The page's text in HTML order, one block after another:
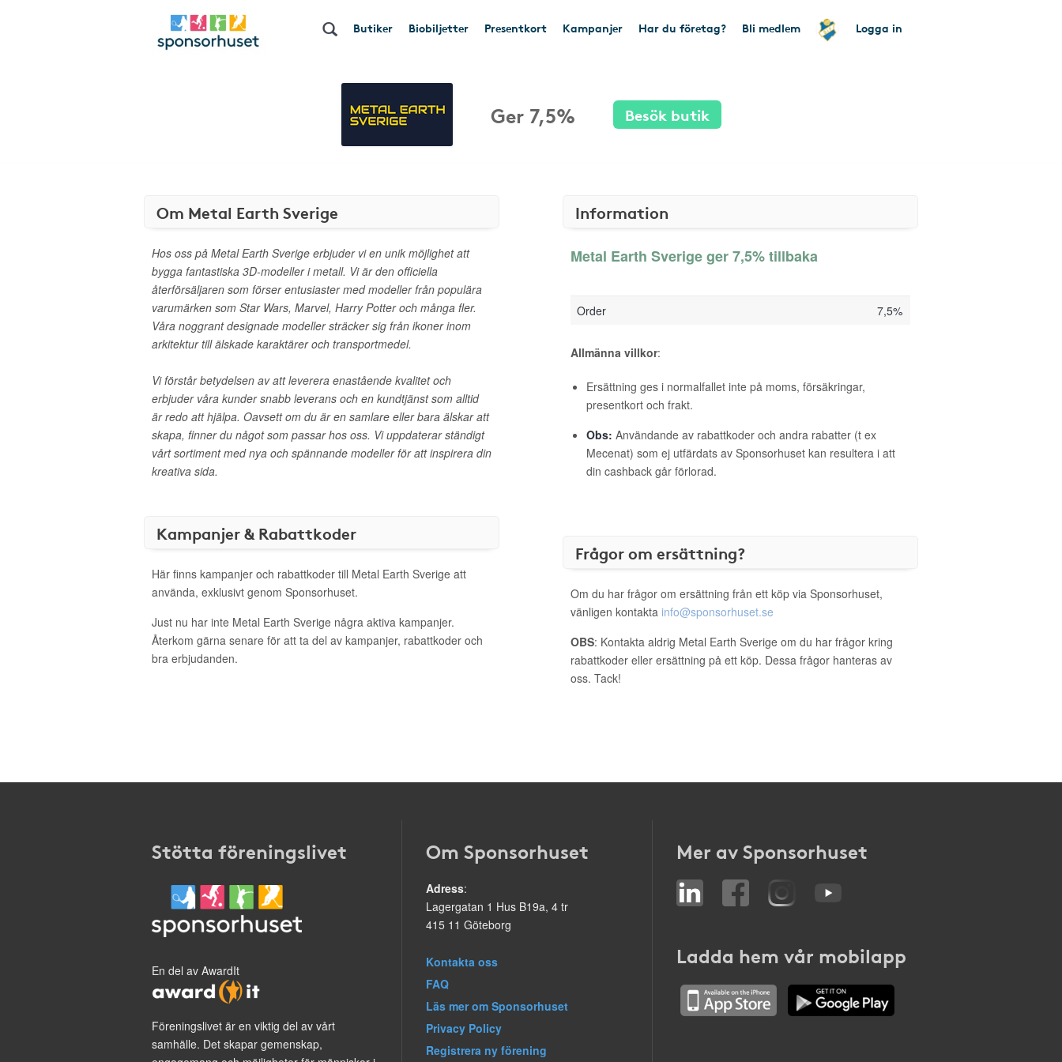
Butiker Biobiljetter Presentkort Kampanjer Har du företag? Bli medlem Logga in
Ger 7,5% Besök butik
Om Metal Earth Sverige
Hos oss på Metal Earth Sverige erbjuder vi en unik möjlighet att
bygga fantastiska 3D-modeller i metall. Vi är den officiella
återförsäljaren som förser entusiaster med modeller från populära
varumärken som Star Wars, Marvel, Harry Potter och många fler.
Våra noggrant designade modeller sträcker sig från ikoner inom
arkitektur till älskade karaktärer och transportmedel.
Vi förstår betydelsen av att leverera enastående kvalitet och
erbjuder våra kunder snabb leverans och en kundtjänst som alltid
är redo att hjälpa. Oavsett om du är en samlare eller bara älskar att
skapa, finner du något som passar hos oss. Vi uppdaterar ständigt
vårt sortiment med nya och spännande modeller för att inspirera din
kreativa sida.
Kampanjer & Rabattkoder
Här finns kampanjer och rabattkoder till Metal Earth Sverige att
använda, exklusivt genom Sponsorhuset.
Just nu har inte Metal Earth Sverige några aktiva kampanjer.
Återkom gärna senare för att ta del av kampanjer, rabattkoder och
bra erbjudanden.
Information
Metal Earth Sverige ger 7,5% tillbaka
Order 7,5%
Allmänna villkor:
Ersättning ges i normalfallet inte på moms, försäkringar,
presentkort och frakt.
Obs: Användande av rabattkoder och andra rabatter (t ex
Mecenat) som ej utfärdats av Sponsorhuset kan resultera i att
din cashback går förlorad.
Frågor om ersättning?
Om du har frågor om ersättning från ett köp via Sponsorhuset,
vänligen kontakta info@sponsorhuset.se
OBS: Kontakta aldrig Metal Earth Sverige om du har frågor kring
rabattkoder eller ersättning på ett köp. Dessa frågor hanteras av
oss. Tack!
Stötta föreningslivet
En del av AwardIt
Föreningslivet är en viktig del av vårt
samhälle. Det skapar gemenskap,
Om Sponsorhuset
Adress:
Lagergatan 1 Hus B19a, 4 tr
415 11 Göteborg
Kontakta oss
FAQ
Läs mer om Sponsorhuset
Privacy Policy
Registrera ny förening
Mer av Sponsorhuset
Ladda hem vår mobilapp